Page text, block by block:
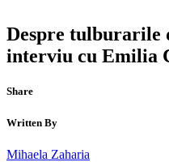
Despre tulburarile
interviu cu Emilia
Share
Written By
Mihaela Zaharia